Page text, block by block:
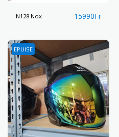
N128 Nox 15990Fr
EPUISE